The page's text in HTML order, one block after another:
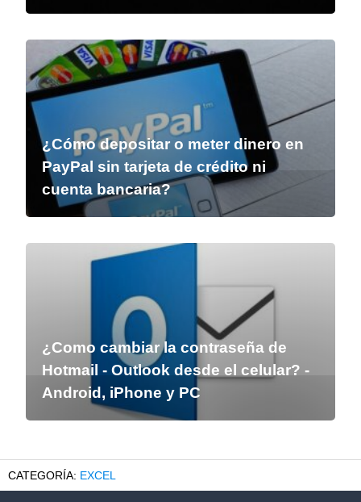
¿Cómo depositar o meter dinero en
PayPal sin tarjeta de crédito ni
cuenta bancaria?
¿Como cambiar la contraseña de
Hotmail - Outlook desde el celular? -
Android, iPhone y PC
EXCEL